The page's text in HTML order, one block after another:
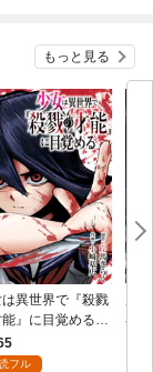
もっと見る
は異世界で『殺戮
』に目覚める
り) #1
フル
者